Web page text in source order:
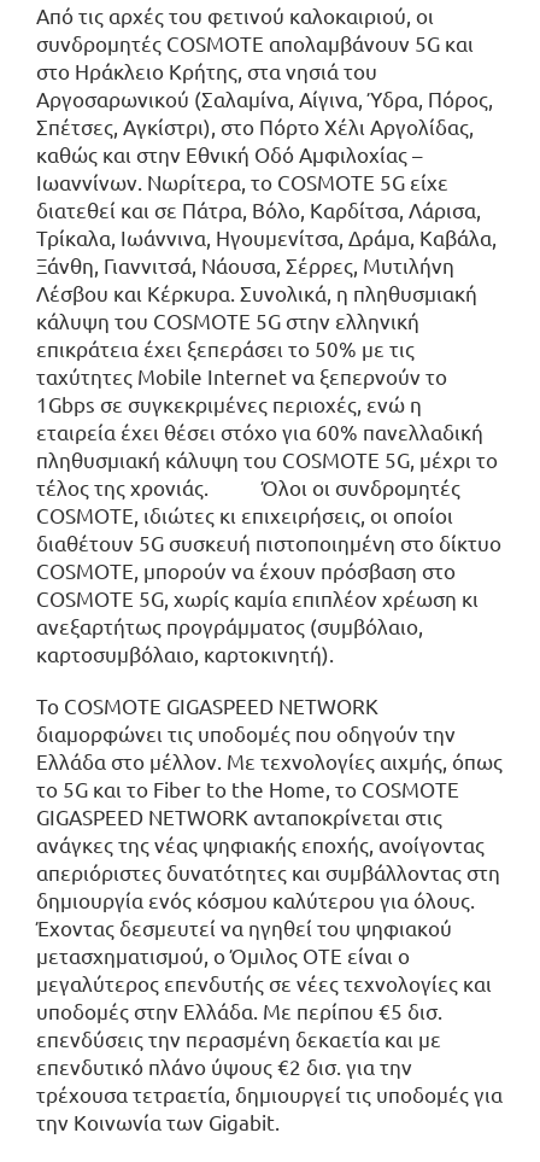
Από τις αρχές του φετινού καλοκαιριού, οι
συνδρομητές COSMOTE απολαμβάνουν 5G και
στο Ηράκλειο Κρήτης, στα νησιά του
Αργοσαρωνικού (Σαλαμίνα, Αίγινα, Ύδρα, Πόρος,
Σπέτσες, Αγκίστρι), στο Πόρτο Χέλι Αργολίδας,
καθώς και στην Εθνική Οδό Αμφιλοχίας –
Ιωαννίνων. Νωρίτερα, το COSMOTE 5G είχε
διατεθεί και σε Πάτρα, Βόλο, Καρδίτσα, Λάρισα,
Τρίκαλα, Ιωάννινα, Ηγουμενίτσα, Δράμα, Καβάλα,
Ξάνθη, Γιαννιτσά, Νάουσα, Σέρρες, Μυτιλήνη
Λέσβου και Κέρκυρα. Συνολικά, η πληθυσμιακή
κάλυψη του COSMOTE 5G στην ελληνική
επικράτεια έχει ξεπεράσει το 50% με τις
ταχύτητες Mobile Internet να ξεπερνούν το
1Gbps σε συγκεκριμένες περιοχές, ενώ η
εταιρεία έχει θέσει στόχο για 60% πανελλαδική
πληθυσμιακή κάλυψη του COSMOTE 5G, μέχρι το
τέλος της χρονιάς. Όλοι οι συνδρομητές
COSMOTE, ιδιώτες κι επιχειρήσεις, οι οποίοι
διαθέτουν 5G συσκευή πιστοποιημένη στο δίκτυο
COSMOTE, μπορούν να έχουν πρόσβαση στο
COSMOTE 5G, χωρίς καμία επιπλέον χρέωση κι
ανεξαρτήτως προγράμματος (συμβόλαιο,
καρτοσυμβόλαιο, καρτοκινητή).
Το COSMOTE GIGASPEED NETWORK
διαμορφώνει τις υποδομές που οδηγούν την
Ελλάδα στο μέλλον. Με τεχνολογίες αιχμής, όπως
το 5G και το Fiber to the Home, το COSMOTE
GIGASPEED NETWORK ανταποκρίνεται στις
ανάγκες της νέας ψηφιακής εποχής, ανοίγοντας
απεριόριστες δυνατότητες και συμβάλλοντας στη
δημιουργία ενός κόσμου καλύτερου για όλους.
Έχοντας δεσμευτεί να ηγηθεί του ψηφιακού
μετασχηματισμού, ο Όμιλος ΟΤΕ είναι ο
μεγαλύτερος επενδυτής σε νέες τεχνολογίες και
υποδομές στην Ελλάδα. Με περίπου €5 δισ.
επενδύσεις την περασμένη δεκαετία και με
επενδυτικό πλάνο ύψους €2 δισ. για την
τρέχουσα τετραετία, δημιουργεί τις υποδομές για
την Κοινωνία των Gigabit.